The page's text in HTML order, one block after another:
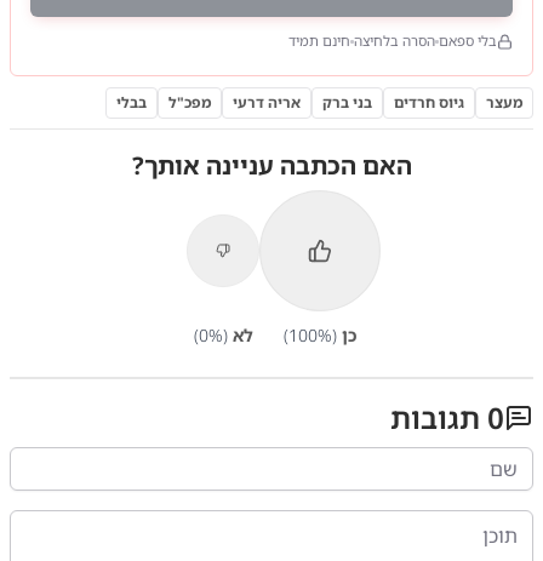
בלי ספאם הסרה בלחיצה חינם תמיד
מעצר גיוס חרדים בני ברק אריה דרעי מפכ"ל בבלי
האם הכתבה עניינה אותך?
כן (
100%) לא (
0%)
0 תגובות